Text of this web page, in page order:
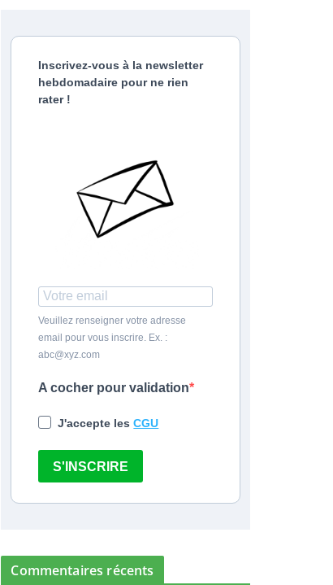
Inscrivez-vous à la newsletter
hebdomadaire pour ne rien
rater !
Veuillez renseigner votre adresse
email pour vous inscrire. Ex. :
abc@xyz.com
A cocher pour validation
J'accepte lesCGU
S'INSCRIRE
Commentaires récents